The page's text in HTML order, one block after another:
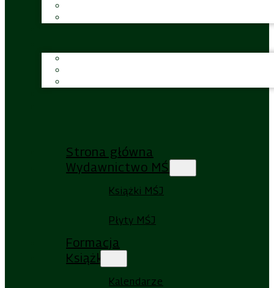
Strona główna
Wydawnictwo MŚJ
Książki MŚJ
Płyty MŚJ
Formacja
Książki
Kalendarze